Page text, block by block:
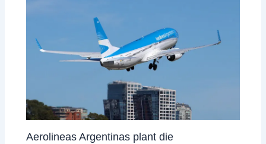
Aerolineas Argentinas plant die